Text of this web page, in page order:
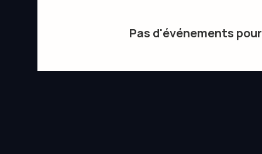
Pas d'événements